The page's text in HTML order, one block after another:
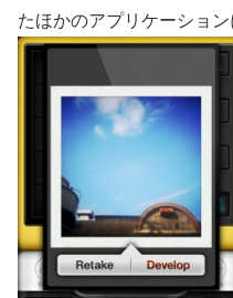
たほかのアプリケーション